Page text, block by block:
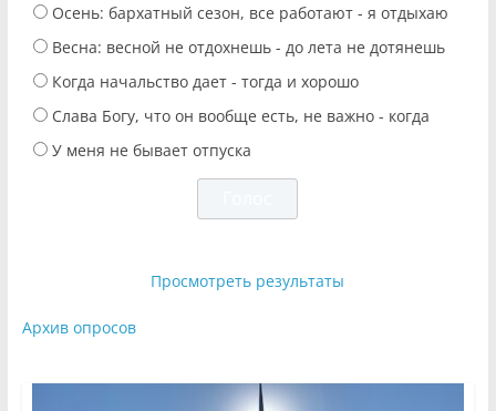
Осень: бархатный сезон, все работают - я отдыхаю
Весна: весной не отдохнешь - до лета не дотянешь
Когда начальство дает - тогда и хорошо
Слава Богу, что он вообще есть, не важно - когда
У меня не бывает отпуска
Просмотреть результаты
Архив опросов